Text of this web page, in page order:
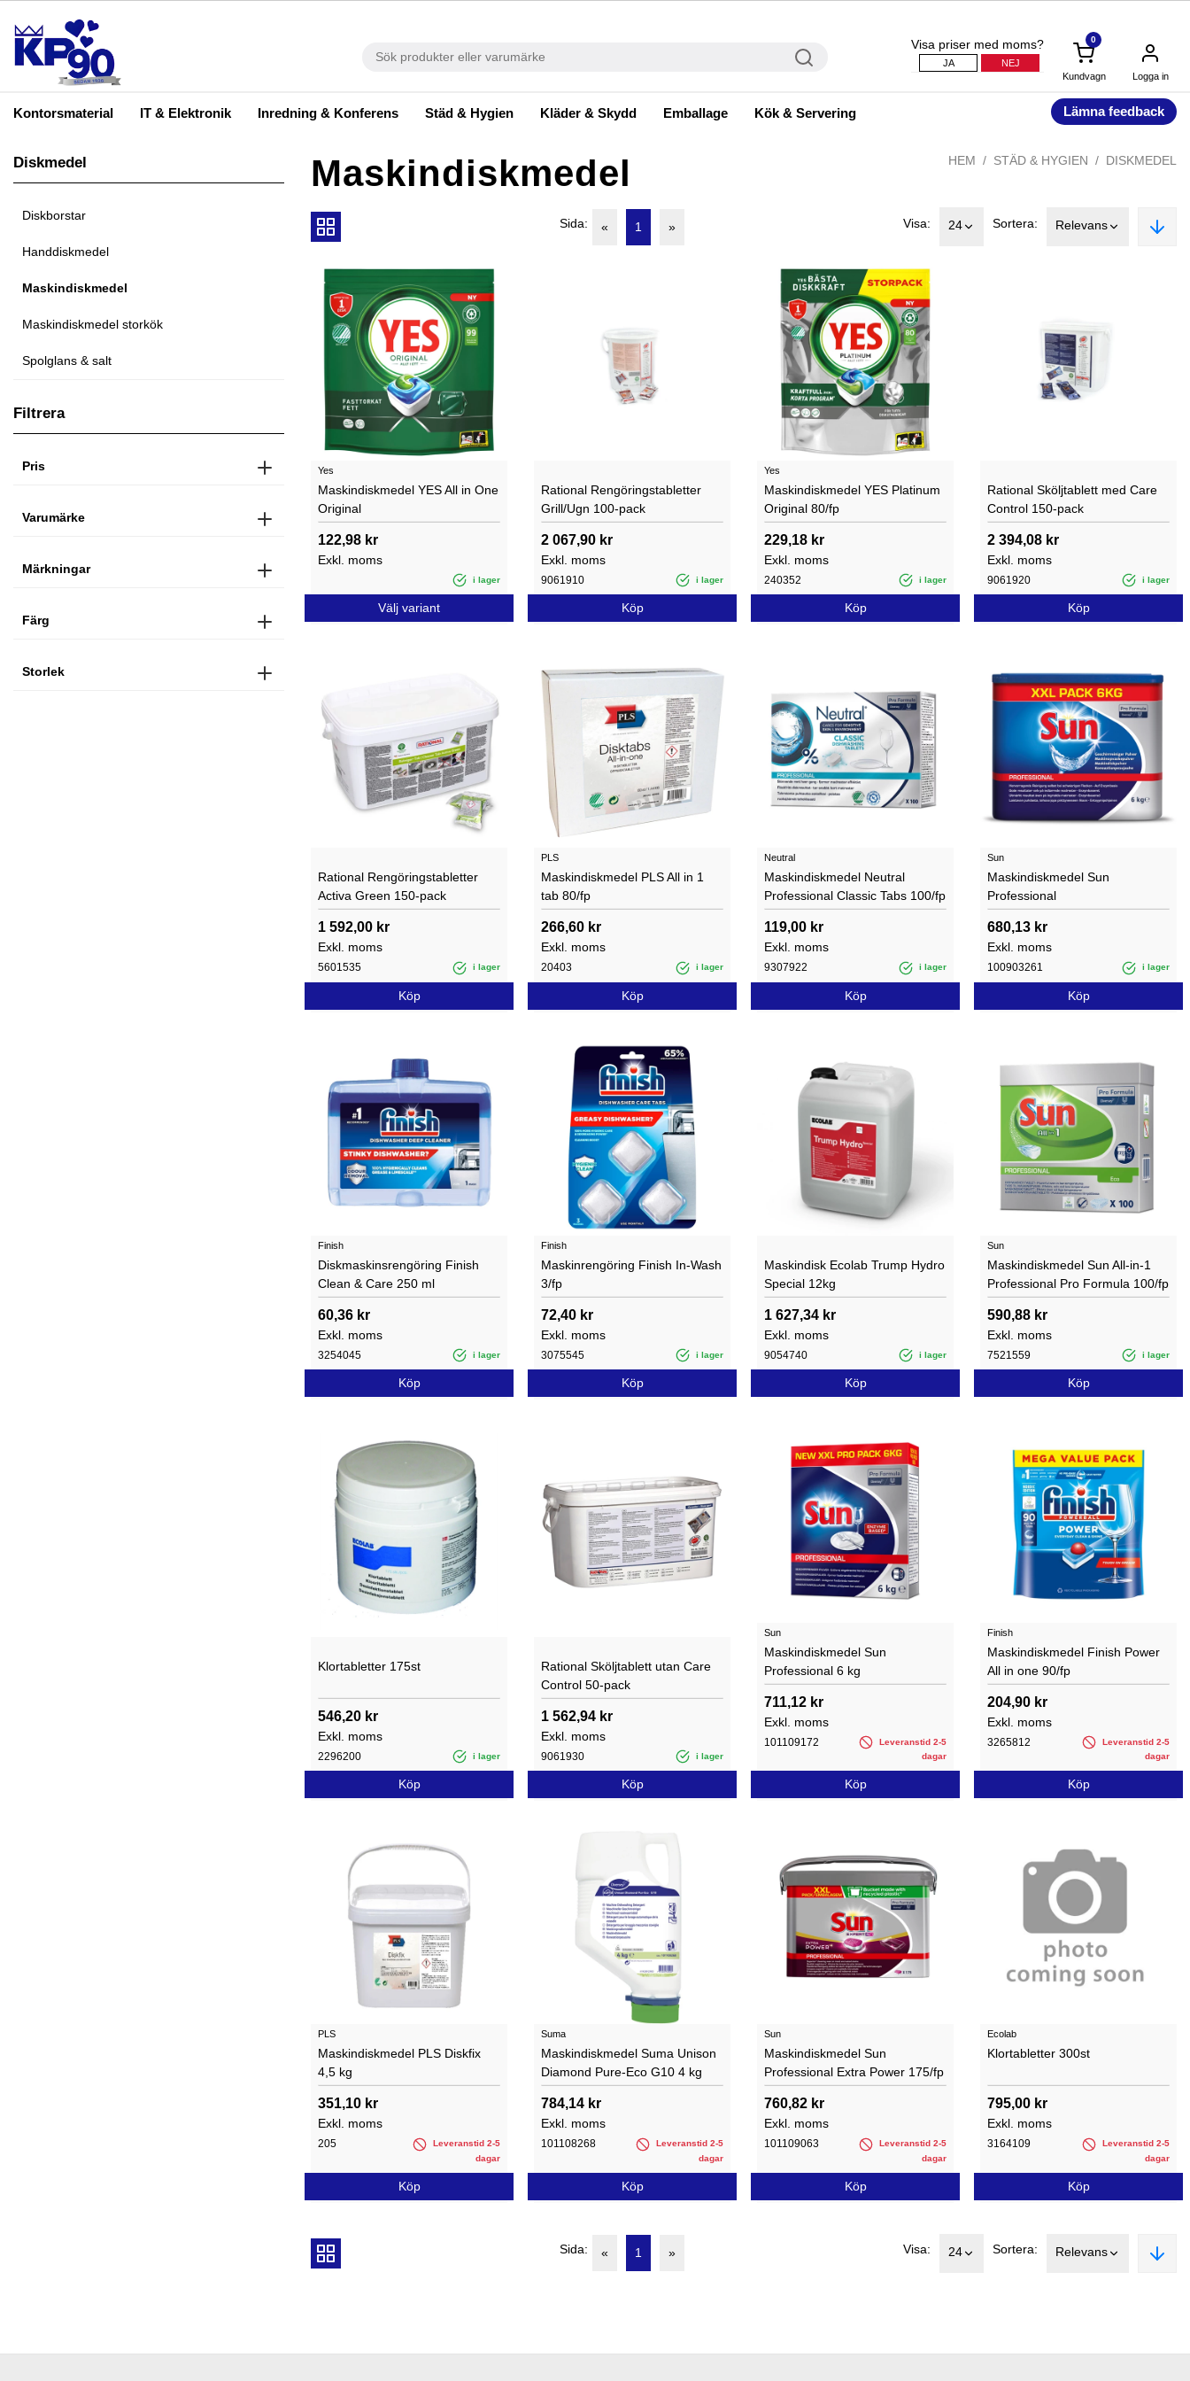
Visa priser med moms?
JA NEJ
0
Kundvagn Logga in
Kontorsmaterial IT & Elektronik Inredning & Konferens Städ & Hygien Kläder & Skydd Emballage Kök & Servering Lämna feedback
Diskmedel
Diskborstar
Handdiskmedel
Maskindiskmedel
Maskindiskmedel storkök
Spolglans & salt
Filtrera
Pris
Varumärke
Märkningar
Färg
Storlek
HEM STÄD & HYGIEN DISKMEDEL
Maskindiskmedel
Sida: « 1 » Visa: 24 Sortera: Relevans
Yes
Maskindiskmedel YES All in One
Original
122,98 kr
Exkl. moms
i lager
Välj variant
Rational Rengöringstabletter
Grill/Ugn 100-pack
2 067,90 kr
Exkl. moms
9061910 i lager
Köp
Yes
Maskindiskmedel YES Platinum
Original 80/fp
229,18 kr
Exkl. moms
240352 i lager
Köp
Rational Sköljtablett med Care
Control 150-pack
2 394,08 kr
Exkl. moms
9061920 i lager
Köp
Rational Rengöringstabletter
Activa Green 150-pack
1 592,00 kr
Exkl. moms
5601535 i lager
Köp
PLS
Maskindiskmedel PLS All in 1
tab 80/fp
266,60 kr
Exkl. moms
20403 i lager
Köp
Neutral
Maskindiskmedel Neutral
Professional Classic Tabs 100/fp
119,00 kr
Exkl. moms
9307922 i lager
Köp
Sun
Maskindiskmedel Sun
Professional
680,13 kr
Exkl. moms
100903261 i lager
Köp
Finish
Diskmaskinsrengöring Finish
Clean & Care 250 ml
60,36 kr
Exkl. moms
3254045 i lager
Köp
Finish
Maskinrengöring Finish In-Wash
3/fp
72,40 kr
Exkl. moms
3075545 i lager
Köp
Maskindisk Ecolab Trump Hydro
Special 12kg
1 627,34 kr
Exkl. moms
9054740 i lager
Köp
Sun
Maskindiskmedel Sun All-in-1
Professional Pro Formula 100/fp
590,88 kr
Exkl. moms
7521559 i lager
Köp
Klortabletter 175st
546,20 kr
Exkl. moms
2296200 i lager
Köp
Rational Sköljtablett utan Care
Control 50-pack
1 562,94 kr
Exkl. moms
9061930 i lager
Köp
Sun
Maskindiskmedel Sun
Professional 6 kg
711,12 kr
Exkl. moms
101109172
Leveranstid 2-5
dagar
Köp
Finish
Maskindiskmedel Finish Power
All in one 90/fp
204,90 kr
Exkl. moms
3265812
Leveranstid 2-5
dagar
Köp
PLS
Maskindiskmedel PLS Diskfix
4,5 kg
351,10 kr
Exkl. moms
205
Leveranstid 2-5
dagar
Köp
Suma
Maskindiskmedel Suma Unison
Diamond Pure-Eco G10 4 kg
784,14 kr
Exkl. moms
101108268
Leveranstid 2-5
dagar
Köp
Sun
Maskindiskmedel Sun
Professional Extra Power 175/fp
760,82 kr
Exkl. moms
101109063
Leveranstid 2-5
dagar
Köp
Ecolab
Klortabletter 300st
795,00 kr
Exkl. moms
3164109
Leveranstid 2-5
dagar
Köp
Sida: « 1 » Visa: 24 Sortera: Relevans